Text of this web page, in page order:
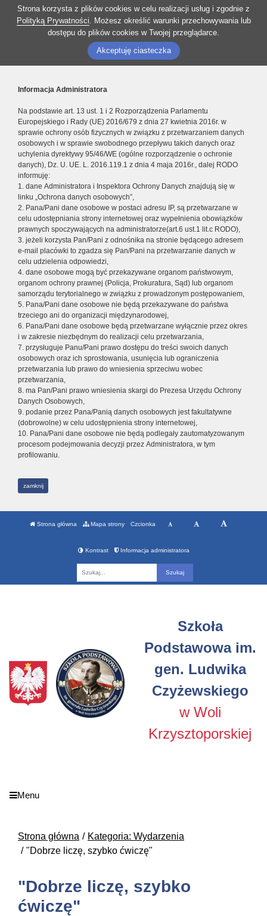
Strona korzysta z plików cookies w celu realizacji usług i zgodnie z
Polityką Prywatności. Możesz określić warunki przechowywania lub
dostępu do plików cookies w Twojej przeglądarce.
Akceptuję ciasteczka
Informacja Administratora
Na podstawie art. 13 ust. 1 i 2 Rozporządzenia Parlamentu
Europejskiego i Rady (UE) 2016/679 z dnia 27 kwietnia 2016r. w
sprawie ochrony osób fizycznych w związku z przetwarzaniem danych
osobowych i w sprawie swobodnego przepływu takich danych oraz
uchylenia dyrektywy 95/46/WE (ogólne rozporządzenie o ochronie
danych), Dz. U. UE. L. 2016.119.1 z dnia 4 maja 2016r., dalej RODO
informuję:
1. dane Administratora i Inspektora Ochrony Danych znajdują się w
linku „Ochrona danych osobowych”,
2. Pana/Pani dane osobowe w postaci adresu IP, są przetwarzane w
celu udostępniania strony internetowej oraz wypełnienia obowiązków
prawnych spoczywających na administratorze(art.6 ust.1 lit.c RODO),
3. jeżeli korzysta Pan/Pani z odnośnika na stronie będącego adresem
e-mail placówki to zgadza się Pan/Pani na przetwarzanie danych w
celu udzielenia odpowiedzi,
4. dane osobowe mogą być przekazywane organom państwowym,
organom ochrony prawnej (Policja, Prokuratura, Sąd) lub organom
samorządu terytorialnego w związku z prowadzonym postępowaniem,
5. Pana/Pani dane osobowe nie będą przekazywane do państwa
trzeciego ani do organizacji międzynarodowej,
6. Pana/Pani dane osobowe będą przetwarzane wyłącznie przez okres
i w zakresie niezbędnym do realizacji celu przetwarzania,
7. przysługuje Panu/Pani prawo dostępu do treści swoich danych
osobowych oraz ich sprostowania, usunięcia lub ograniczenia
przetwarzania lub prawo do wniesienia sprzeciwu wobec
przetwarzania,
8. ma Pan/Pani prawo wniesienia skargi do Prezesa Urzędu Ochrony
Danych Osobowych,
9. podanie przez Pana/Panią danych osobowych jest fakultatywne
(dobrowolne) w celu udostępnienia strony internetowej,
10. Pana/Pani dane osobowe nie będą podlegały zautomatyzowanym
procesom podejmowania decyzji przez Administratora, w tym
profilowaniu.
zamknij
Strona główna Mapa strony Czcionka
Kontrast Informacja administratora
Szkoła
Podstawowa im.
gen. Ludwika
Czyżewskiego
w Woli
Krzysztoporskiej
Menu
Strona główna
Kategoria: Wydarzenia
"Dobrze liczę, szybko ćwiczę"
"Dobrze liczę, szybko
ćwiczę"